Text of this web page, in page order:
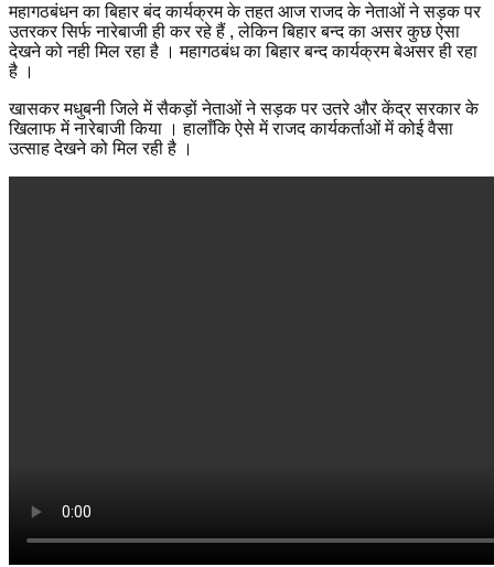
महागठबंधन का बिहार बंद कार्यक्रम के तहत आज राजद के नेताओं ने सड़क पर
उतरकर सिर्फ नारेबाजी ही कर रहे हैं , लेकिन बिहार बन्द का असर कुछ ऐसा
देखने को नही मिल रहा है । महागठबंध का बिहार बन्द कार्यक्रम बेअसर ही रहा
है ।
खासकर मधुबनी जिले में सैकड़ों नेताओं ने सड़क पर उतरे और केंद्र सरकार के
खिलाफ में नारेबाजी किया । हालाँकि ऐसे में राजद कार्यकर्ताओं में कोई वैसा
उत्साह देखने को मिल रही है ।